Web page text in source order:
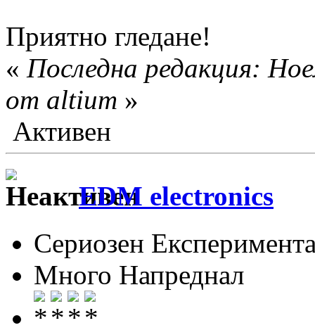
Приятно гледане!
« Последна редакция:
от altium »
Активен
EDM electronics
Сериозен
Много Напреднал